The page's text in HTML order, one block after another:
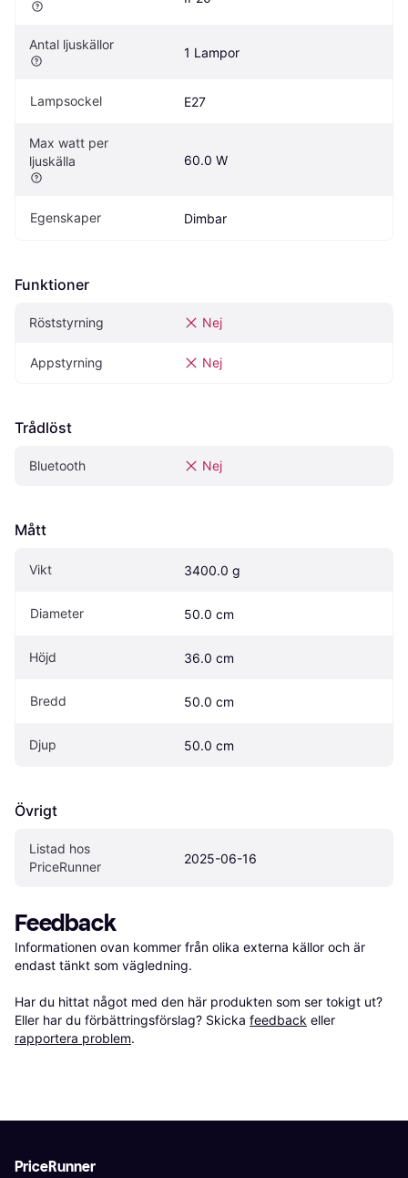
Antal ljuskällor
1 Lampor
Lampsockel E27
Max watt per
ljuskälla
60.0 W
Egenskaper Dimbar
Funktioner
Röststyrning Nej
Appstyrning Nej
Trådlöst
Bluetooth Nej
Mått
Vikt 3400.0 g
Diameter 50.0 cm
Höjd 36.0 cm
Bredd 50.0 cm
Djup 50.0 cm
Övrigt
Listad hos
PriceRunner
2025-06-16
Feedback
Informationen ovan kommer från olika externa källor och är
endast tänkt som vägledning.
Har du hittat något med den här produkten som ser tokigt ut?
Eller har du förbättringsförslag? Skicka feedback eller
rapportera problem.
PriceRunner